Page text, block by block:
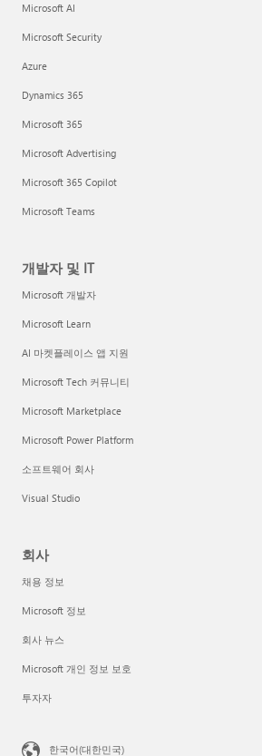
Microsoft AI
Microsoft Security
Azure
Dynamics 365
Microsoft 365
Microsoft Advertising
Microsoft 365 Copilot
Microsoft Teams
개발자 및 IT
Microsoft 개발자
Microsoft Learn
AI 마켓플레이스 앱 지원
Microsoft Tech 커뮤니티
Microsoft Marketplace
Microsoft Power Platform
소프트웨어 회사
Visual Studio
회사
채용 정보
Microsoft 정보
회사 뉴스
Microsoft 개인 정보 보호
투자자
한국어(대한민국)